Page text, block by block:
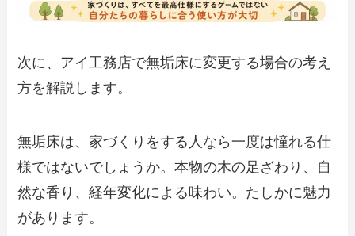
次に、アイ工務店で無垢床に変更する場合の考え
方を解説します。
無垢床は、家づくりをする人なら一度は憧れる仕
様ではないでしょうか。本物の木の足ざわり、自
然な香り、経年変化による味わい。たしかに魅力
があります。